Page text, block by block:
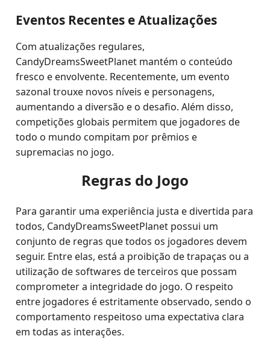
Eventos Recentes e Atualizações
Com atualizações regulares,
CandyDreamsSweetPlanet mantém o conteúdo
fresco e envolvente. Recentemente, um evento
sazonal trouxe novos níveis e personagens,
aumentando a diversão e o desafio. Além disso,
competições globais permitem que jogadores de
todo o mundo compitam por prêmios e
supremacias no jogo.
Regras do Jogo
Para garantir uma experiência justa e divertida para
todos, CandyDreamsSweetPlanet possui um
conjunto de regras que todos os jogadores devem
seguir. Entre elas, está a proibição de trapaças ou a
utilização de softwares de terceiros que possam
comprometer a integridade do jogo. O respeito
entre jogadores é estritamente observado, sendo o
comportamento respeitoso uma expectativa clara
em todas as interações.